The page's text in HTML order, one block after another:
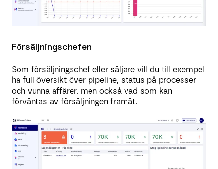
Försäljningschefen
Som försäljningschef eller säljare vill du till exempel
ha full översikt över pipeline, status på processer
och vunna affärer, men också vad som kan
förväntas av försäljningen framåt.